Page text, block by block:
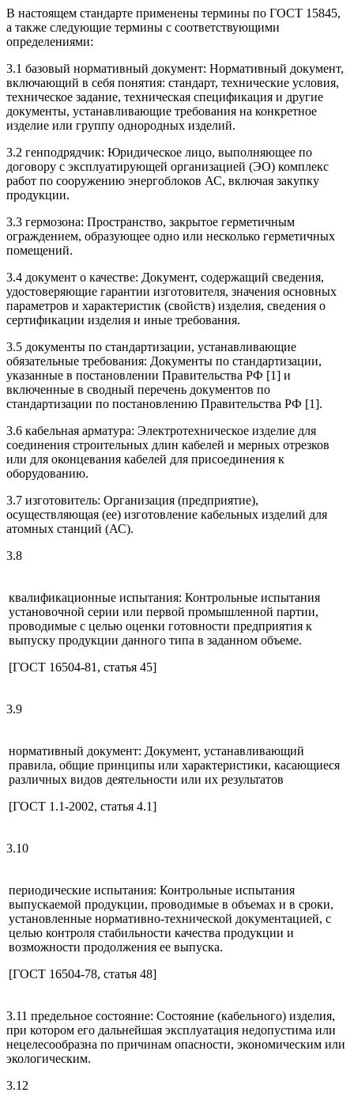
В настоящем стандарте применены термины по ГОСТ 15845,
а также следующие термины с соответствующими
определениями:
3.1 базовый нормативный документ: Нормативный документ,
включающий в себя понятия: стандарт, технические условия,
техническое задание, техническая спецификация и другие
документы, устанавливающие требования на конкретное
изделие или группу однородных изделий.
3.2 генподрядчик: Юридическое лицо, выполняющее по
договору с эксплуатирующей организацией (ЭО) комплекс
работ по сооружению энергоблоков АС, включая закупку
продукции.
3.3 гермозона: Пространство, закрытое герметичным
ограждением, образующее одно или несколько герметичных
помещений.
3.4 документ о качестве: Документ, содержащий сведения,
удостоверяющие гарантии изготовителя, значения основных
параметров и характеристик (свойств) изделия, сведения о
сертификации изделия и иные требования.
3.5 документы по стандартизации, устанавливающие
обязательные требования: Документы по стандартизации,
указанные в постановлении Правительства РФ [1] и
включенные в сводный перечень документов по
стандартизации по постановлению Правительства РФ [1].
3.6 кабельная арматура: Электротехническое изделие для
соединения строительных длин кабелей и мерных отрезков
или для оконцевания кабелей для присоединения к
оборудованию.
3.7 изготовитель: Организация (предприятие),
осуществляющая (ее) изготовление кабельных изделий для
атомных станций (АС).
3.8
квалификационные испытания: Контрольные испытания
установочной серии или первой промышленной партии,
проводимые с целью оценки готовности предприятия к
выпуску продукции данного типа в заданном объеме.
[ГОСТ 16504-81, статья 45]
3.9
нормативный документ: Документ, устанавливающий
правила, общие принципы или характеристики, касающиеся
различных видов деятельности или их результатов
[ГОСТ 1.1-2002, статья 4.1]
3.10
периодические испытания: Контрольные испытания
выпускаемой продукции, проводимые в объемах и в сроки,
установленные нормативно-технической документацией, с
целью контроля стабильности качества продукции и
возможности продолжения ее выпуска.
[ГОСТ 16504-78, статья 48]
3.11 предельное состояние: Состояние (кабельного) изделия,
при котором его дальнейшая эксплуатация недопустима или
нецелесообразна по причинам опасности, экономическим или
экологическим.
3.12